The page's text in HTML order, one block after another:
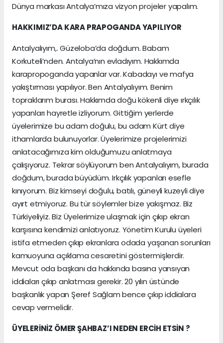
Dünya markası Antalya’mıza vizyon projeler yapalım.
HAKKIMIZ’DA KARA PRAPOGANDA YAPILIYOR
Antalyalıyım,. Güzeloba’da doğdum. Babam
Korkuteli’nden. Antalya’nın evladıyım. Hakkımda
karapropoganda yapanlar var. Kabadayı ve mafya
yakıştırması yapılıyor. Ben Antalyalıyım. Benim
topraklarım burası. Hakkımda doğu kökenli diye ırkçılık
yapanları hayretle izliyorum. Gittiğim yerlerde
üyelerimize bu adam doğulu, bu adam Kürt diye
ithamlarda bulunuyorlar. Üyelerimize projelerimizi
anlatacağımıza kim olduğumuzu anlatmaya
çalışıyoruz. Tekrar söylüyorum ben Antalyalıyım, burada
doğdum, burada büyüdüm. Irkçılık yapanları esefle
kınıyorum. Biz kimseyi doğulu, batılı, güneyli kuzeyli diye
ayırt etmiyoruz. Bu tür söylemler bize yakışmaz. Biz
Türkiyeliyiz. Biz Üyelerimize ulaşmak için çıkıp ekran
karşısına kendimizi anlatıyoruz. Yönetim Kurulu üyeleri
istifa etmeden çıkıp ekranlara odada yaşanan sorunları
kamuoyuna açıklama cesaretini göstermişlerdir.
Mevcut oda başkanı da hakkında basına yansıyan
iddiaları çıkıp anlatması gerekir. 20 yılın üstünde
başkanlık yapan Şeref Sağlam bence çıkıp iddialara
cevap vermelidir.
ÜYELERİNİZ ÖMER ŞAHBAZ’I NEDEN ERCİH ETSİN ?